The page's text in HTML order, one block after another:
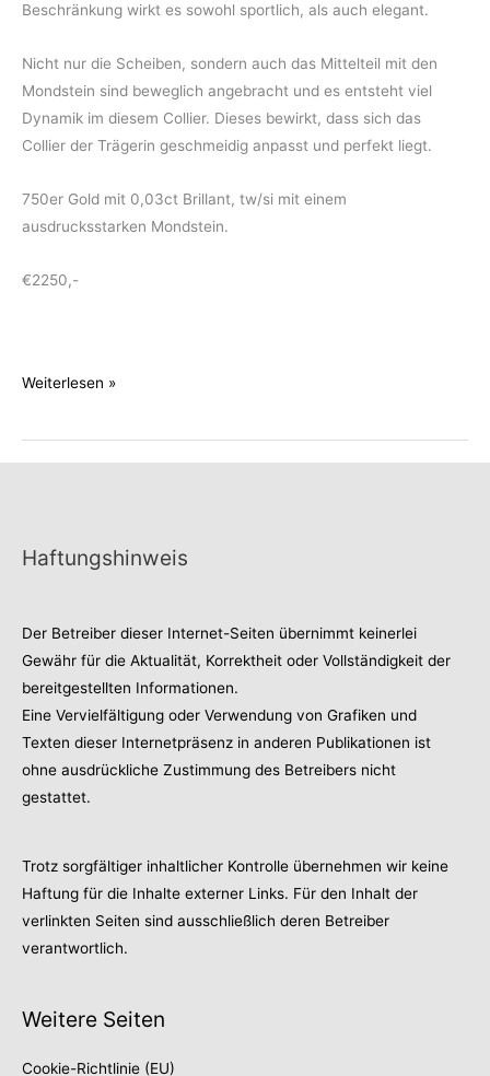
Beschränkung wirkt es sowohl sportlich, als auch elegant.
Nicht nur die Scheiben, sondern auch das Mittelteil mit den
Mondstein sind beweglich angebracht und es entsteht viel
Dynamik im diesem Collier. Dieses bewirkt, dass sich das
Collier der Trägerin geschmeidig anpasst und perfekt liegt.
750er Gold mit 0,03ct Brillant, tw/si mit einem
ausdrucksstarken Mondstein.
€2250,-
Mondsteincollier
Weiterlesen »
Haftungshinweis
Der Betreiber dieser Internet-Seiten übernimmt keinerlei
Gewähr für die Aktualität, Korrektheit oder Vollständigkeit der
bereitgestellten Informationen.
Eine Vervielfältigung oder Verwendung von Grafiken und
Texten dieser Internetpräsenz in anderen Publikationen ist
ohne ausdrückliche Zustimmung des Betreibers nicht
gestattet.
Trotz sorgfältiger inhaltlicher Kontrolle übernehmen wir keine
Haftung für die Inhalte externer Links. Für den Inhalt der
verlinkten Seiten sind ausschließlich deren Betreiber
verantwortlich.
Weitere Seiten
Cookie-Richtlinie (EU)